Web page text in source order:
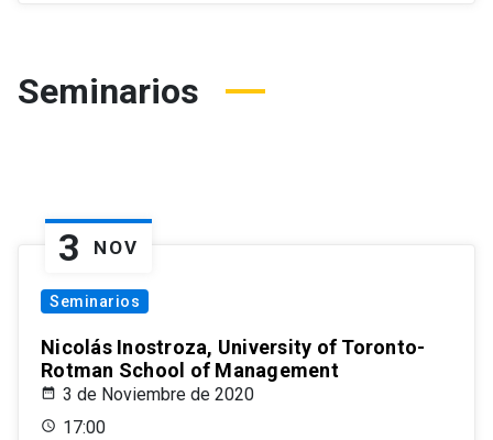
Seminarios
3 NOV
Seminarios
Nicolás Inostroza, University of Toronto-
Rotman School of Management
3 de Noviembre de 2020
17:00